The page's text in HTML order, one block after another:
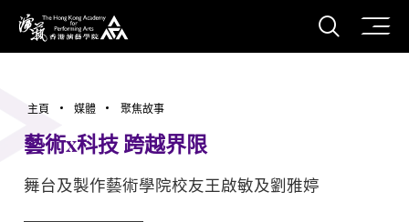
香港演藝學院
打開
主頁 媒體 聚焦故事
藝術x科技 跨越界限
舞台及製作藝術學院校友王啟敏及劉雅婷